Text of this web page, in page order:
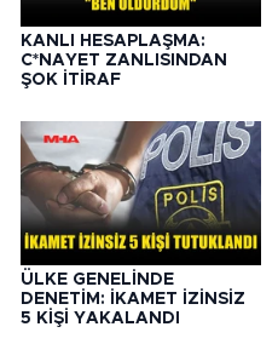
KANLI HESAPLAŞMA:
C*NAYET ZANLISINDAN
ŞOK İTİRAF
ÜLKE GENELİNDE
DENETİM: İKAMET İZİNSİZ
5 KİŞİ YAKALANDI